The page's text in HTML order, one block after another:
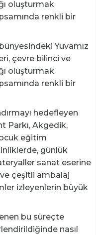
oluşturmak
renkli bir
Yuvamız
çevre bilinci ve
oluşturmak
renkli bir
hedefleyen
Parkı, Akgedik,
eğitim
günlük
sanat eserine
çeşitli ambalaj
izleyenlerin büyük
bu süreçte
nasıl